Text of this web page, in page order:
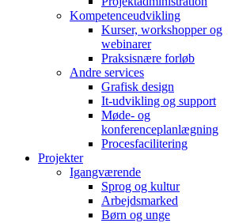
Kompetenceudvikling
Kurser, workshopper og
webinarer
Praksisnære forløb
Andre services
Grafisk design
It-udvikling og support
Møde- og
konferenceplanlægning
Procesfacilitering
Projekter
Igangværende
Sprog og kultur
Arbejdsmarked
Børn og unge